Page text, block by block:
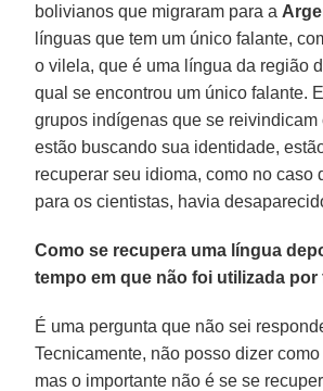
bolivianos que migraram para a
línguas que tem um único falante,
o vilela, que é uma língua da região
qual se encontrou um único falante.
grupos indígenas que se reivindicam
estão buscando sua identidade,
recuperar seu idioma, como no caso
para os cientistas, havia
Como se recupera uma língua
tempo em que não foi utilizada por
É uma pergunta que não sei
Tecnicamente, não posso dizer
mas o importante não é se se